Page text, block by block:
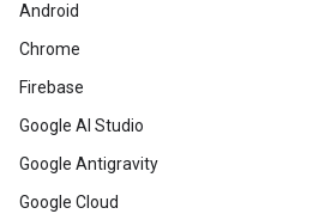
Android
Chrome
Firebase
Google AI Studio
Google Antigravity
Google Cloud